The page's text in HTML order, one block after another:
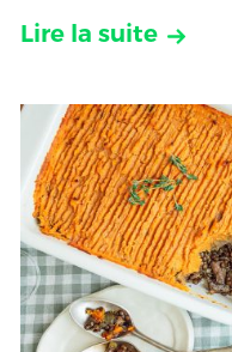
Lire la suite